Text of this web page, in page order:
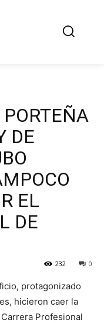
DE
EL
DE
0
232
protagonizado
hicieron caer la
Profesional